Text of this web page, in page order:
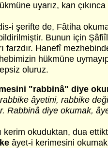
uyarız, kan
i şerifte de, Fâtiha
Bunun için
farzdır. Hanefî
hükmüne
oluruz.
"rabbinâ" diye
âyetini, rabbike
Rabbinâ diye okumak,
kerim okuduktan, dua
âyet-i kerimesini